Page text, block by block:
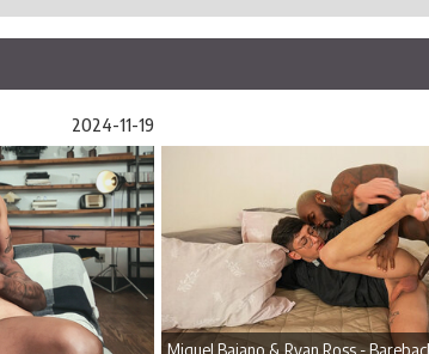
2024-11-19
Miguel Baiano & Ryan Ross -